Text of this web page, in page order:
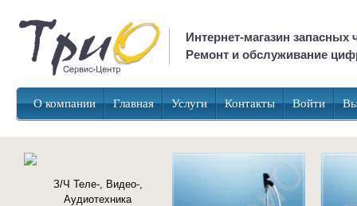
Интернет-магазин запасных
Ремонт и обслуживание
З/Ч Теле-, Видео-,
Аудиотехника
О компании Главная Услуги Контакты Войти